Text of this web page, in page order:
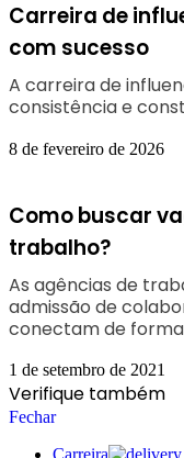
Carreira de
com sucesso
A carreira de
consistência e
8 de fevereiro de 2026
Como buscar
trabalho?
As agências de
admissão de
conectam de
1 de setembro de 2021
Verifique também
Fechar